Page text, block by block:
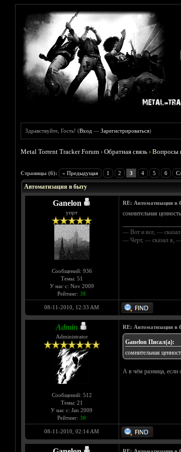
Здравствуйте, Гость! (Вход —Зарегистрироваться)
Metal Torrent Tracker Forum ›Обратная связь ›Вопросы
Страницы (6): « Предыдущая 1 2 3 4 5 6
Голосов: 1 - Средняя оценка: 5
1
2
3
4
5
Автоматизация в быту
Ganelon
упрт
Сообщений: 936
Темы: 51
У нас с: Nov 2009
Рейтинг: 38
RE: Автоматизация в
сомнительная
— Вот и все, —
— Черт, — сказал я, —
08-11-2010, 12:33 AM
Admin
Administrator
Сообщений: 512
Темы: 21
У нас с: Jan 2009
Рейтинг: 30
RE: Автоматизация в
Ganelon Писал(а):
сомнительная
А в чём разница, если
08-11-2010, 02:14 AM